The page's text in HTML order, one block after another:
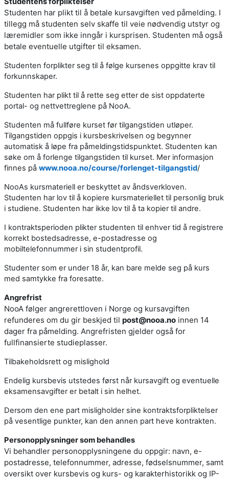
Studenten har plikt til å betale kursavgiften ved påmelding. I
tillegg må studenten selv skaffe til veie nødvendig utstyr og
læremidler som ikke inngår i kursprisen. Studenten må også
betale eventuelle utgifter til eksamen.
Studenten forplikter seg til å følge kursenes oppgitte krav til
forkunnskaper.
Studenten har plikt til å rette seg etter de sist oppdaterte
portal- og nettvettreglene på NooA.
Studenten må fullføre kurset før tilgangstiden utløper.
Tilgangstiden oppgis i kursbeskrivelsen og begynner
automatisk å løpe fra påmeldingstidspunktet. Studenten kan
søke om å forlenge tilgangstiden til kurset. Mer informasjon
finnes på www.nooa.no/course/forlenget-tilgangstid/
NooAs kursmateriell er beskyttet av åndsverkloven.
Studenten har lov til å kopiere kursmateriellet til personlig bruk
i studiene. Studenten har ikke lov til å ta kopier til andre.
I kontraktsperioden plikter studenten til enhver tid å registrere
korrekt bostedsadresse, e-postadresse og
mobiltelefonnummer i sin studentprofil.
Studenter som er under 18 år, kan bare melde seg på kurs
med samtykke fra foresatte.
Angrefrist
NooA følger angrerettloven i Norge og kursavgiften
refunderes om du gir beskjed til post@nooa.no innen 14
dager fra påmelding. Angrefristen gjelder også for
fullfinansierte studieplasser.
Tilbakeholdsrett og mislighold
Endelig kursbevis utstedes først når kursavgift og eventuelle
eksamensavgifter er betalt i sin helhet.
Dersom den ene part misligholder sine kontraktsforpliktelser
på vesentlige punkter, kan den annen part heve kontrakten.
Personopplysninger som behandles
Vi behandler personopplysningene du oppgir: navn, e-
postadresse, telefonnummer, adresse, fødselsnummer, samt
oversikt over kursbevis og kurs- og karakterhistorikk og IP-